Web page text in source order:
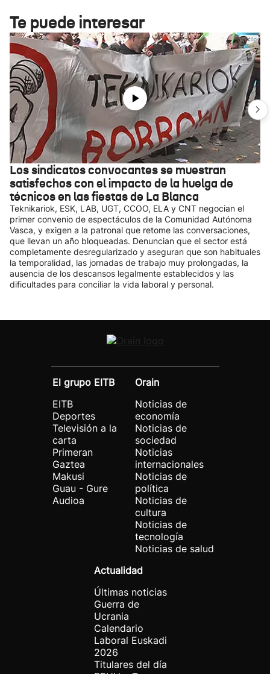
Te puede interesar
Los sindicatos convocantes se muestran
satisfechos con el impacto de la huelga de
técnicos en las fiestas de La Blanca
Teknikariok, ESK, LAB, UGT, CCOO, ELA y CNT negocian el
primer convenio de espectáculos de la Comunidad Autónoma
Vasca, y exigen a la patronal que retome las conversaciones,
que llevan un año bloqueadas. Denuncian que el sector está
completamente desregularizado y aseguran que son habituales
la temporalidad, las jornadas de trabajo muy prolongadas, la
ausencia de los descansos legalmente establecidos y las
dificultades para conciliar la vida laboral y personal.
El grupo EITB
EITB
Deportes
Televisión a la
carta
Primeran
Gaztea
Makusi
Guau - Gure
Audioa
Orain
Noticias de
economía
Noticias de
sociedad
Noticias
internacionales
Noticias de
política
Noticias de
cultura
Noticias de
tecnología
Noticias de salud
Actualidad
Últimas noticias
Guerra de
Ucrania
Calendario
Laboral Euskadi
2026
Titulares del día